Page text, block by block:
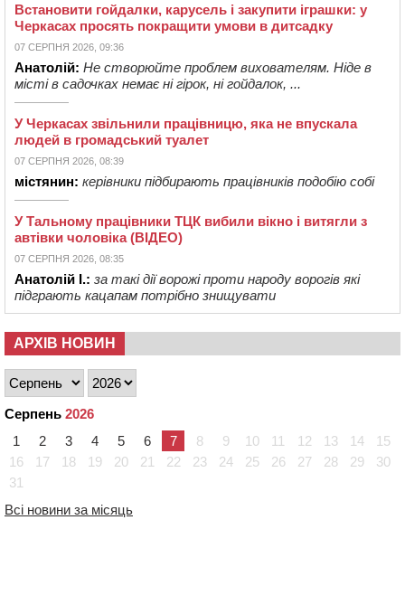
Встановити гойдалки, карусель і закупити іграшки: у
Черкасах просять покращити умови в дитсадку
07 СЕРПНЯ 2026, 09:36
Анатолій: Не створюйте проблем вихователям. Ніде в
місті в садочках немає ні гірок, ні гойдалок, ...
У Черкасах звільнили працівницю, яка не впускала
людей в громадський туалет
07 СЕРПНЯ 2026, 08:39
містянин: керівники підбирають працівників подобію собі
У Тальному працівники ТЦК вибили вікно і витягли з
автівки чоловіка (ВІДЕО)
07 СЕРПНЯ 2026, 08:35
Анатолій І.: за такі дії ворожі проти народу ворогів які
підграють кацапам потрібно знищувати
АРХІВ НОВИН
Серпень 2026
1
2 3 4 5 6 7 8 9 10 11 12 13 14
15
16
17 18 19 20 21 22 23 24 25 26 27 28 29
30
31
Всі новини за місяць